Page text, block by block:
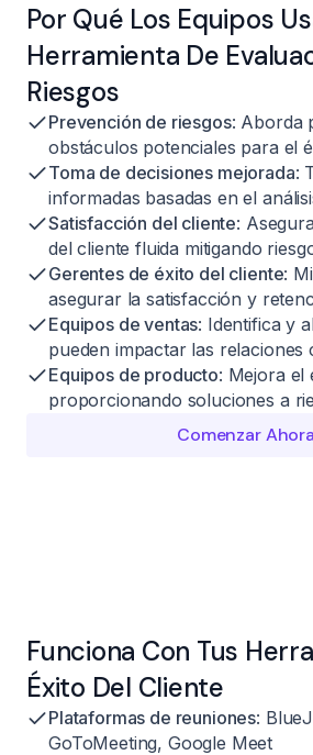
Por Qué Los Equipos
Herramienta De
Riesgos
Prevención de riesgos: Aborda
obstáculos potenciales para el
Toma de decisiones mejorada:
informadas basadas en el
Satisfacción del cliente:
del cliente fluida mitigando
Gerentes de éxito del cliente:
asegurar la satisfacción y
Equipos de ventas: Identifica y
pueden impactar las relaciones
Equipos de producto: Mejora el
proporcionando soluciones a
Comenzar Ahora
Funciona Con Tus
Éxito Del Cliente
Plataformas de reuniones:
GoToMeeting, Google Meet